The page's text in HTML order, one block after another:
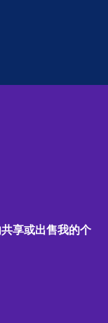
享或出售我的个